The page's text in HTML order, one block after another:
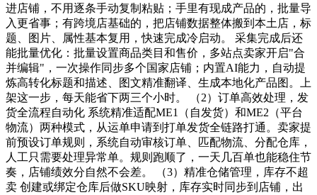
进店铺，不用逐条手动复制粘贴；手里有现成产品的，批量导
入更省事；有跨境店基础的，把店铺数据整体搬到本土店，标
题、图片、属性基本复用，快速完成冷启动。 采集完成后还
能批量优化：批量设置商品类目和售价，多站点卖家开启"合
并编辑"，一次操作同步多个国家店铺；内置AI能力，自动提
炼高转化标题和描述、图文精准翻译、生成本地化产品图。上
架这一步，每天能省下两三个小时。 （2）订单高效处理，发
货全流程自动化 系统精准适配ME1（自发货）和ME2（平台
物流）两种模式，从运单申请到打单发货全链路打通。卖家提
前预设订单规则，系统自动审核订单、匹配物流、分配仓库，
人工只需要处理异常单。规则跑顺了，一天几百单也能稳住节
奏，店铺绩效分自然不会差。 （3）精准仓储管理，库存不超
卖 创建或绑定仓库后做SKU映射，库存实时同步到店铺，出